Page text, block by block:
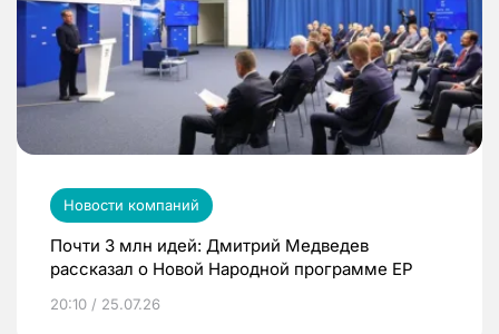
Новости компаний
Почти 3 млн идей: Дмитрий Медведев
рассказал о Новой Народной программе ЕР
20:10 / 25.07.26